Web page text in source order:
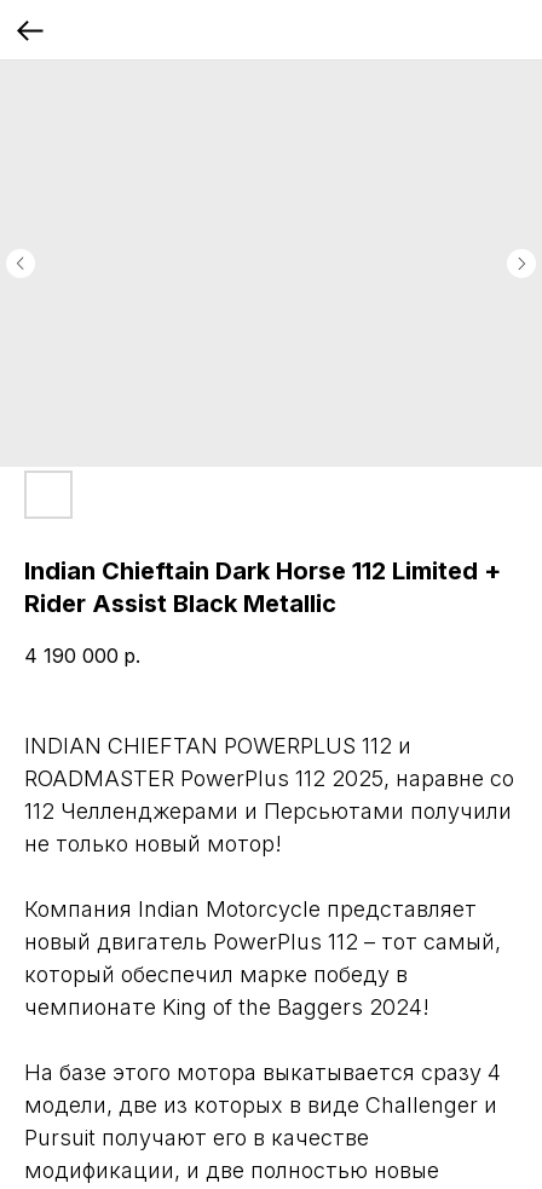
Indian Chieftain Dark Horse 112 Limited +
Rider Assist Black Metallic
4 190 000 р.
INDIAN CHIEFTAN POWERPLUS 112 и
ROADMASTER PowerPlus 112 2025, наравне со
112 Челленджерами и Персьютами получили
не только новый мотор!
Компания Indian Motorcycle представляет
новый двигатель PowerPlus 112 – тот самый,
который обеспечил марке победу в
чемпионате King of the Baggers 2024!
На базе этого мотора выкатывается сразу 4
модели, две из которых в виде Challenger и
Pursuit получают его в качестве
модификации, и две полностью новые